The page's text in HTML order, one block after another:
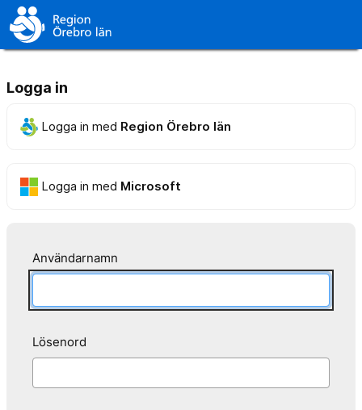
Logga in
Logga in med Region Örebro län
Logga in med Microsoft
Användarnamn
Lösenord